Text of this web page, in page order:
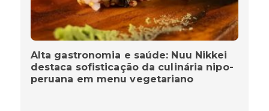
Alta gastronomia e saúde: Nuu Nikkei
destaca sofisticação da culinária nipo-
peruana em menu vegetariano